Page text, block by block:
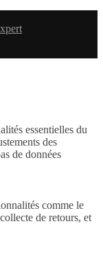
essentielles du
des
de données
comme le
de retours, et